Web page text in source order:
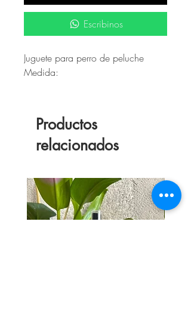
Escribinos
Juguete para perro de peluche
Medida:
Productos
relacionados